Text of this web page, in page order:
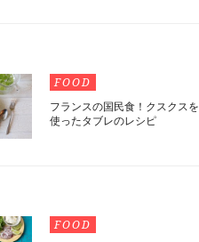
FOOD
フランスの国民食！クスクスを
使ったタブレのレシピ
FOOD